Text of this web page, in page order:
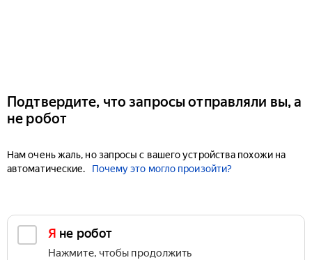
Подтвердите, что запросы отправляли вы, а
не робот
Нам очень жаль, но запросы с вашего устройства похожи на
автоматические.
Почему это могло произойти?
Я не робот
Нажмите, чтобы продолжить